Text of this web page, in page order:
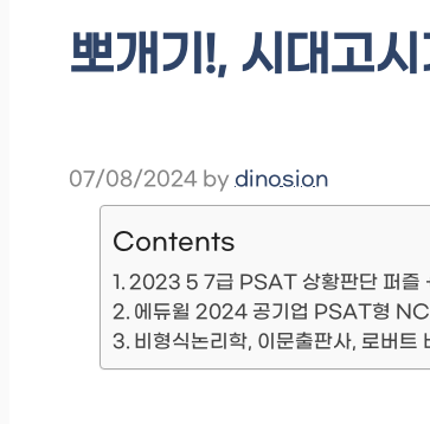
뽀개기!, 시대고
07/08/2024 by dinosion
Contents
2023 5 7급 PSAT 상황판단 퍼즐
에듀윌 2024 공기업 PSAT형
비형식논리학, 이문출판사, 로버트